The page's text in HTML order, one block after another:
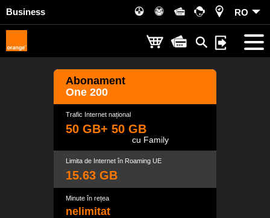
Business RO
Abonament
One 200
Trafic Internet național
50 GB+ 50 GB
cu Family
Limita de Internet în Roaming UE
15.63 GB
Minute în rețea
nelimitat